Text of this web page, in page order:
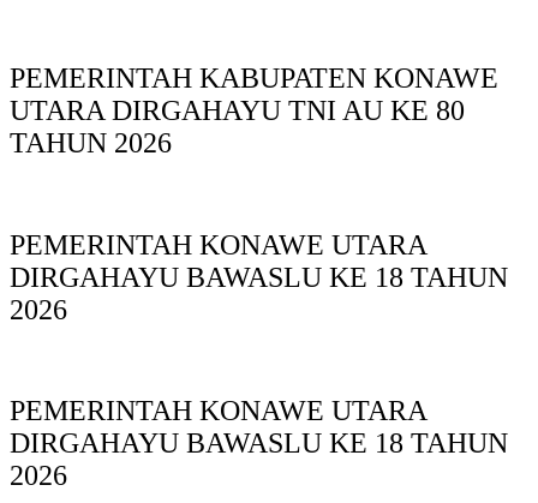
PEMERINTAH KABUPATEN KONAWE
UTARA DIRGAHAYU TNI AU KE 80
TAHUN 2026
PEMERINTAH KONAWE UTARA
DIRGAHAYU BAWASLU KE 18 TAHUN
2026
PEMERINTAH KONAWE UTARA
DIRGAHAYU BAWASLU KE 18 TAHUN
2026